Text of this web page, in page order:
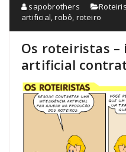
sapobrothers
artificial,robô, roteiro
Os roteiristas –
artificial